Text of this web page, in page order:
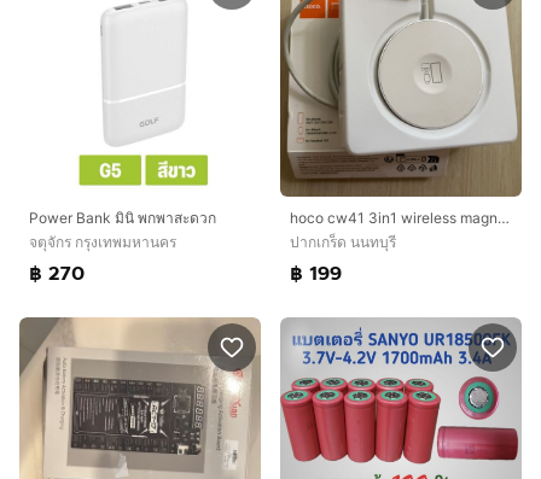
Power Bank มินิ พกพาสะดวก
จตุจักร กรุงเทพมหานคร
฿ 270
hoco cw41 3in1 wireless magnetic charger
ปากเกร็ด นนทบุรี
฿ 199